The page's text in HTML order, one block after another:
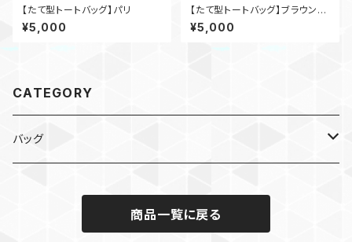
【たて型トートバッグ】パリ
¥5,000
【たて型トートバッグ】ブラウン×
インド刺繍_br002
¥5,000
CATEGORY
バッグ
商品一覧に戻る